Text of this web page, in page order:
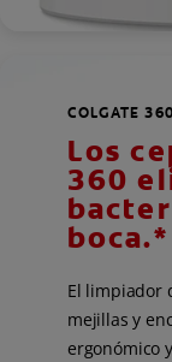
COLGATE 360
Los
360
boca.*
El limpiador
mejillas y
ergonómico